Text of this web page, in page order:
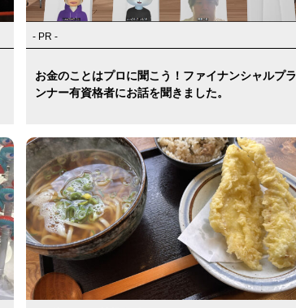
- PR -
お金のことはプロに聞こう！ファイナンシャルプラ
ンナー有資格者にお話を聞きました。